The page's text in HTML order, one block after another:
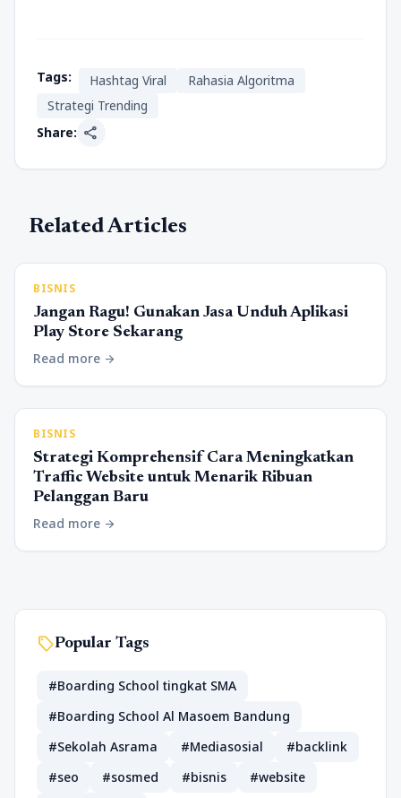
Tags: Hashtag Viral
Rahasia Algoritma
Strategi Trending
Share: share
Related Articles
BISNIS
Jangan Ragu! Gunakan Jasa Unduh Aplikasi
Play Store Sekarang
Read more arrow_forward
BISNIS
Strategi Komprehensif Cara Meningkatkan
Traffic Website untuk Menarik Ribuan
Pelanggan Baru
Read more arrow_forward
sellPopular Tags
#Boarding School tingkat SMA
#Boarding School Al Masoem Bandung
#Sekolah Asrama
#Mediasosial
#backlink
#seo
#sosmed #bisnis
#website